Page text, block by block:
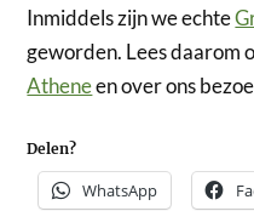
Inmiddels zijn we echte
geworden. Lees daarom
Atheneen over ons
Delen?
WhatsApp